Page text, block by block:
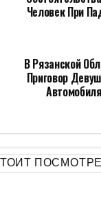
Человек При
В Рязанской
Приговор